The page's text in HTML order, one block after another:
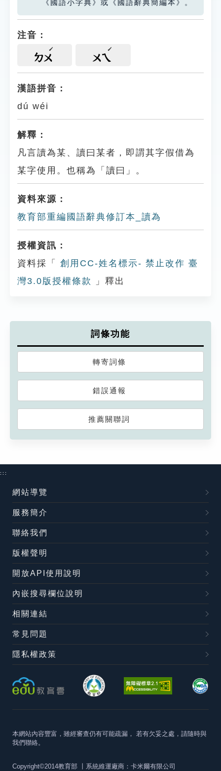
教學應用
貓頭鷹博士
《國語小字典》或《國語辭典簡編本》。
注音：
ㄉㄨ ㄨㄟ
漢語拼音：
dú wéi
解釋：
凡言讀為某、讀曰某者，即謂其字假借為
某字使用。也稱為「讀曰」。
資料來源：
教育部重編國語辭典修訂本_讀為
授權資訊：
資料採「
創用CC-姓名標示- 禁止改作 臺
灣3.0版授權條款
」釋出
詞條功能
轉寄詞條
錯誤通報
推薦關聯詞
:::
網站導覽
服務簡介
聯絡我們
版權聲明
開放API使用說明
內嵌搜尋欄位說明
相關連結
常見問題
隱私權政策
本網站內容豐富，雖經審查仍有可能疏漏， 若有欠妥之處，請隨時與
我們聯絡。
Copyright©2014教育部 丨系統維運廠商：卡米爾有限公司